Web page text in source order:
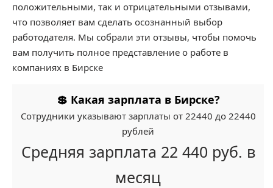
положительными, так и отрицательными отзывами,
что позволяет вам сделать осознанный выбор
работодателя. Мы собрали эти отзывы, чтобы помочь
вам получить полное представление о работе в
компаниях в Бирске
💲 Какая зарплата в Бирске?
Сотрудники указывают зарплаты от 22440 до 22440
рублей
Средняя зарплата 22 440 руб. в
месяц